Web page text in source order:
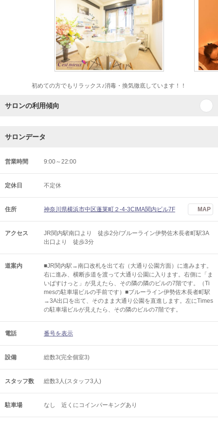
初めての方でもリラックス♪消毒・換気徹底しています！！
サロンの利用傾向
サロンデータ
営業時間 9:00～22:00
定休日 不定休
住所 神奈川県横浜市中区蓬莱町２-4-3CIMA関内ビル7F MAP
アクセス
JR関内駅南口より 徒歩2分/ブルーライン伊勢佐木長者町駅3A
出口より 徒歩3分
道案内
■JR関内駅→南口改札を出て右（大通り公園方面）に進みます。
右に進み、横断歩道を渡って大通り公園に入ります。右側に「ま
いばすけっと」が見えたら、その隣の隣のビルの7階です。（Ti
mesの駐車場ビルの手前です）■ブルーライン伊勢佐木長者町駅
→3A出口を出て、そのまま大通り公園を直進します。左にTimes
の駐車場ビルが見えたら、その隣のビルの7階です。
電話 番号を表示
設備 総数3(完全個室3)
スタッフ数 総数3人(スタッフ3人)
駐車場 なし 近くにコインパーキングあり